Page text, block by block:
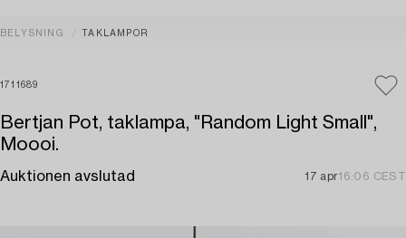
BELYSNING TAKLAMPOR
1711689
Bertjan Pot, taklampa, "Random Light Small",
Moooi.
Auktionen avslutad 17 apr16:06 CEST